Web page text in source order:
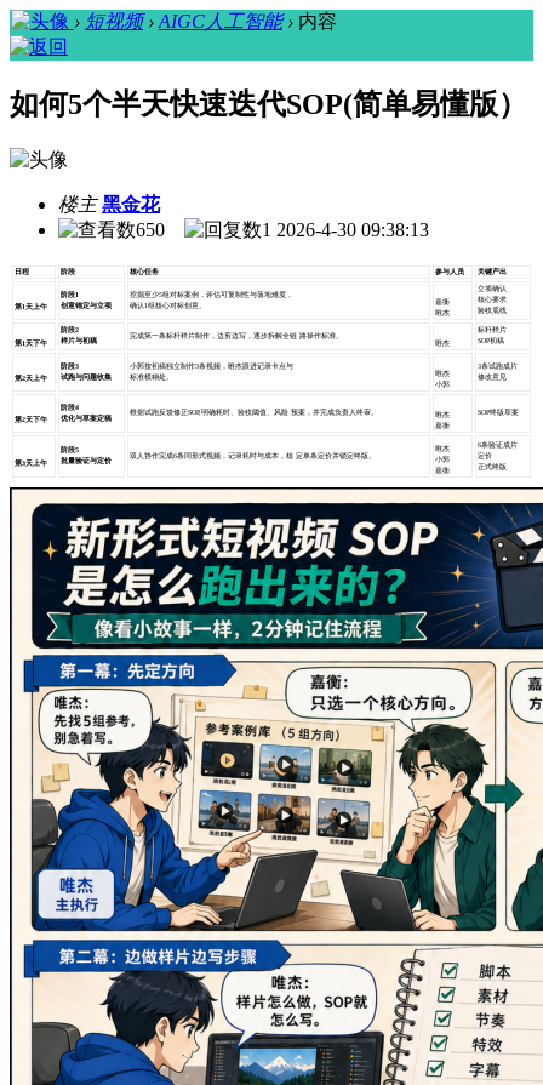
› 短视频 › AIGC人工智能 › 内容
如何5个半天快速迭代SOP(简单易懂版）
楼主 黑金花
650
1 2026-4-30 09:38:13
日程 阶段 核心任务 参与人员 关键产出
第1天上午
阶段1
创意锚定与立项
挖掘至少5组对标案例，评估可复制性与落地难度，
确认 1组核心对标创意。
嘉衡
唯杰
立项确认
核心要求
验收底线
第1天下午
阶段2
样片与初稿
完成第一条标杆样片制作，边剪边写，逐步拆解全链 路操作标准。
唯杰
标杆样片
SOP初稿
第2天上午
阶段3
试跑与问题收集
小郭按初稿独立制作3条视频，唯杰跟进记录卡点与
标准模糊处。
唯杰
小郭
3条试跑成片
修改意见
第2天下午
阶段4
优化与草案定稿
根据试跑反馈修正SOP,明确耗时、验收阈值、风险 预案，并完成负责人终审。
唯杰
嘉衡
SOP终版草案
第3天上午
阶段5
批量验证与定价
双人协作完成6条同形式视频，记录耗时与成本，核 定单条定价并锁定终版。
唯杰
小郭
嘉衡
6条验证成片
定价
正式终版